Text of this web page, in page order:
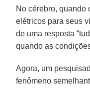
No cérebro, quando
elétricos para seus
de uma resposta
quando as
Agora, um
fenômeno